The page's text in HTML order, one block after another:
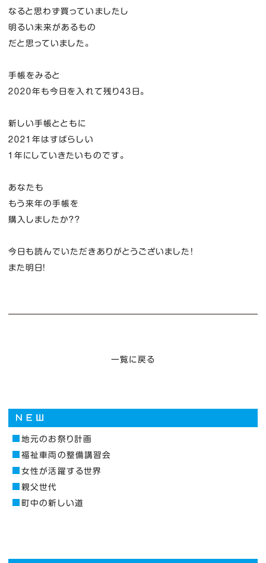
なると思わず買っていましたし
明るい未来があるもの
だと思っていました。
手帳をみると
２０２０年も今日を入れて残り４３日。
新しい手帳とともに
２０２１年はすばらしい
１年にしていきたいものです。
あなたも
もう来年の手帳を
購入しましたか？？
今日も読んでいただきありがとうございました！
また明日！
一覧に戻る
地元のお祭り計画
福祉車両の整備講習会
女性が活躍する世界
親父世代
町中の新しい道